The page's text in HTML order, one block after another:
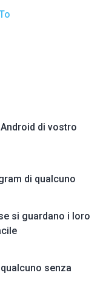
di vostro
di qualcuno
si guardano i loro
senza